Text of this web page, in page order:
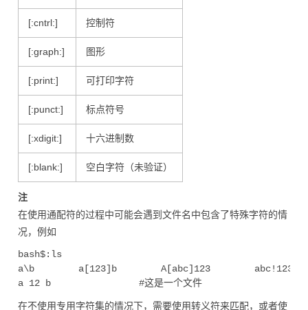
[:cntrl:] 控制符
[:graph:] 图形
[:print:] 可打印字符
[:punct:] 标点符号
[:xdigit:] 十六进制数
[:blank:] 空白字符（未验证）
注
在使用通配符的过程中可能会遇到文件名中包含了特殊字符的情
况，例如
bash$:ls
a\b        a[123]b        A[abc]123        abc!123
在不使用专用字符集的情况下，需要使用转义符来匹配，或者使